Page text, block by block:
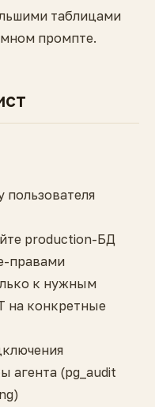
таблицами
промпте.
пользователя
production-БД
правами
к нужным
на конкретные
агента (pg_audit